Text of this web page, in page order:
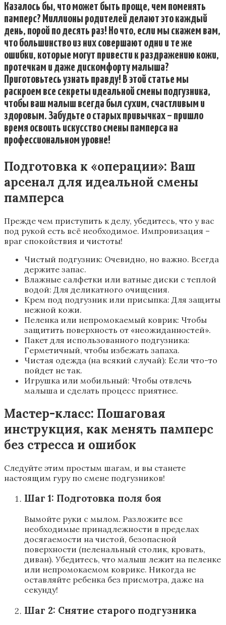
Казалось бы, что может быть проще, чем поменять
памперс? Миллионы родителей делают это каждый
день, порой по десять раз! Но что, если мы скажем вам,
что большинство из них совершают одни и те же
ошибки, которые могут привести к раздражению кожи,
протечкам и даже дискомфорту малыша?
Приготовьтесь узнать правду! В этой статье мы
раскроем все секреты идеальной смены подгузника,
чтобы ваш малыш всегда был сухим, счастливым и
здоровым. Забудьте о старых привычках – пришло
время освоить искусство смены памперса на
профессиональном уровне!
Подготовка к «операции»: Ваш
арсенал для идеальной смены
памперса
Прежде чем приступить к делу, убедитесь, что у вас
под рукой есть всё необходимое. Импровизация –
враг спокойствия и чистоты!
Чистый подгузник: Очевидно, но важно. Всегда
держите запас.
Влажные салфетки или ватные диски с теплой
водой: Для деликатного очищения.
Крем под подгузник или присыпка: Для защиты
нежной кожи.
Пеленка или непромокаемый коврик: Чтобы
защитить поверхность от «неожиданностей».
Пакет для использованного подгузника:
Герметичный, чтобы избежать запаха.
Чистая одежда (на всякий случай): Если что-то
пойдет не так.
Игрушка или мобильный: Чтобы отвлечь
малыша и сделать процесс приятнее.
Мастер-класс: Пошаговая
инструкция, как менять памперс
без стресса и ошибок
Следуйте этим простым шагам, и вы станете
настоящим гуру по смене подгузников!
Шаг 1: Подготовка поля боя
Вымойте руки с мылом. Разложите все
необходимые принадлежности в пределах
досягаемости на чистой, безопасной
поверхности (пеленальный столик, кровать,
диван). Убедитесь, что малыш лежит на пеленке
или непромокаемом коврике. Никогда не
оставляйте ребенка без присмотра, даже на
секунду!
Шаг 2: Снятие старого подгузника